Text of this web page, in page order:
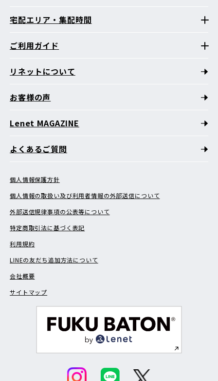
宅配エリア・集配時間
ご利用ガイド
リネットについて
お客様の声
Lenet MAGAZINE
よくあるご質問
個人情報保護方針
個人情報の取扱い及び利用者情報の外部送信について
外部送信規律事項の公表等について
特定商取引法に基づく表記
利用規約
LINEの友だち追加方法について
会社概要
サイトマップ